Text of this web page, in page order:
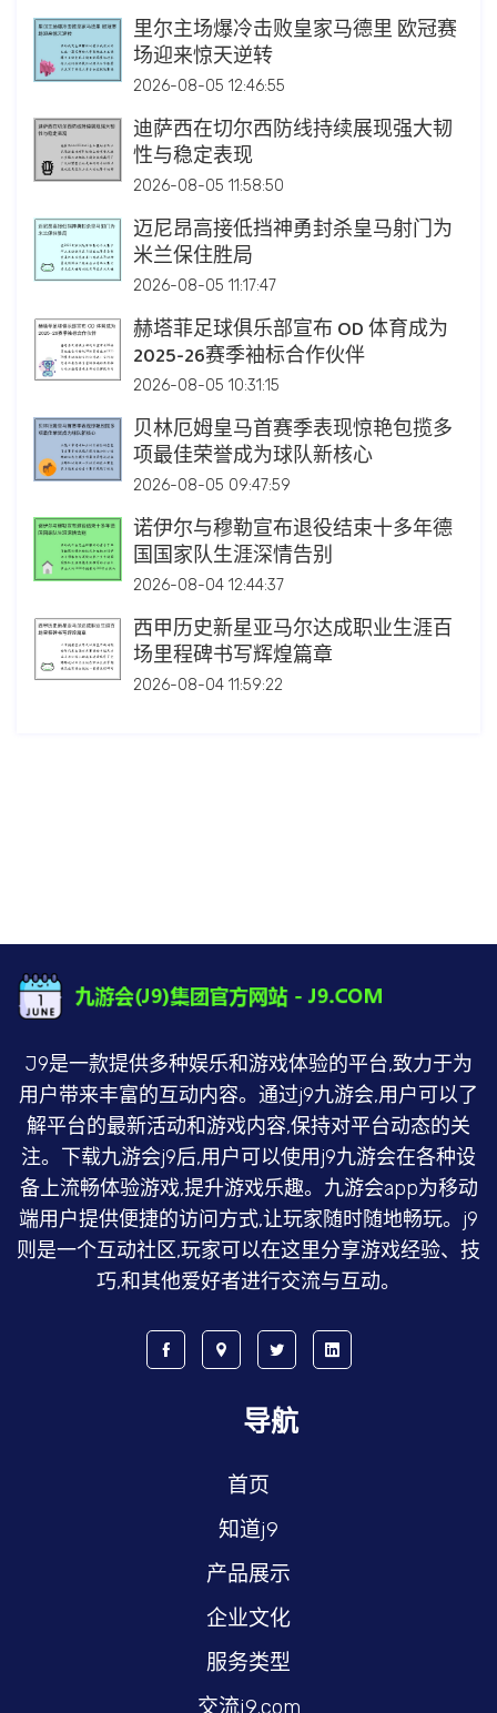
里尔主场爆冷击败皇家马德里 欧冠赛
场迎来惊天逆转
2026-08-05 12:46:55
迪萨西在切尔西防线持续展现强大韧
性与稳定表现
2026-08-05 11:58:50
迈尼昂高接低挡神勇封杀皇马射门为
米兰保住胜局
2026-08-05 11:17:47
赫塔菲足球俱乐部宣布 OD 体育成为
2025-26赛季袖标合作伙伴
2026-08-05 10:31:15
贝林厄姆皇马首赛季表现惊艳包揽多
项最佳荣誉成为球队新核心
2026-08-05 09:47:59
诺伊尔与穆勒宣布退役结束十多年德
国国家队生涯深情告别
2026-08-04 12:44:37
西甲历史新星亚马尔达成职业生涯百
场里程碑书写辉煌篇章
2026-08-04 11:59:22
J9是一款提供多种娱乐和游戏体验的平台,致力于为
用户带来丰富的互动内容。通过j9九游会,用户可以了
解平台的最新活动和游戏内容,保持对平台动态的关
注。下载九游会j9后,用户可以使用j9九游会在各种设
备上流畅体验游戏,提升游戏乐趣。九游会app为移动
端用户提供便捷的访问方式,让玩家随时随地畅玩。j9
则是一个互动社区,玩家可以在这里分享游戏经验、技
巧,和其他爱好者进行交流与互动。
导航
首页
知道j9
产品展示
企业文化
服务类型
交流j9.com